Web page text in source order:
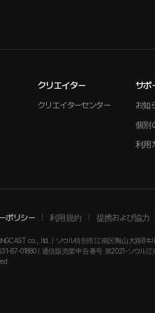
クリエイター
クリエイターセンター
サポ
お知
個別
利用
ポリシー 利用規約 提携および協力
co., ltd. | ソウル特別市江南区陶山大路8
87-01880 | 通信販売業申告番号 第2021-ソウル